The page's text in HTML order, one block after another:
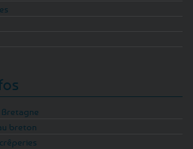
Bretagne
breton